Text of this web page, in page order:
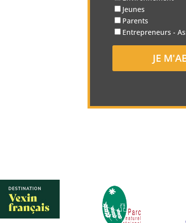
Jeunes
Parents
Entrepreneurs -